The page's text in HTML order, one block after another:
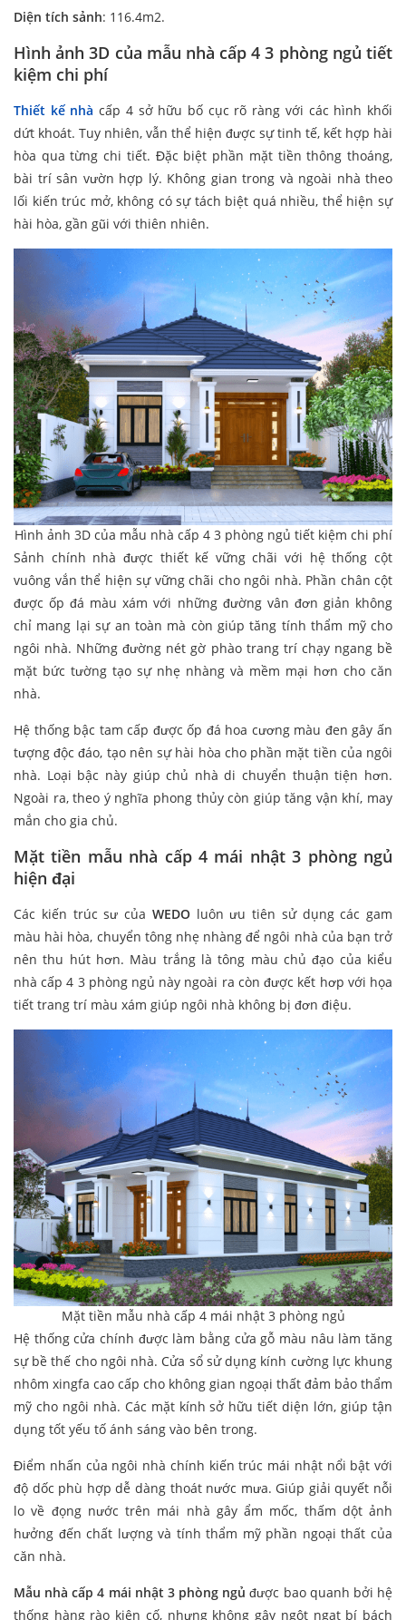
Diện tích sảnh: 116.4m2.
Hình ảnh 3D của mẫu nhà cấp 4 3 phòng ngủ tiết
kiệm chi phí
Thiết kế nhà cấp 4 sở hữu bố cục rõ ràng với các hình khối
dứt khoát. Tuy nhiên, vẫn thể hiện được sự tinh tế, kết hợp hài
hòa qua từng chi tiết. Đặc biệt phần mặt tiền thông thoáng,
bài trí sân vườn hợp lý. Không gian trong và ngoài nhà theo
lối kiến trúc mở, không có sự tách biệt quá nhiều, thể hiện sự
hài hòa, gần gũi với thiên nhiên.
Hình ảnh 3D của mẫu nhà cấp 4 3 phòng ngủ tiết kiệm chi phí
Sảnh chính nhà được thiết kế vững chãi với hệ thống cột
vuông vắn thể hiện sự vững chãi cho ngôi nhà. Phần chân cột
được ốp đá màu xám với những đường vân đơn giản không
chỉ mang lại sự an toàn mà còn giúp tăng tính thẩm mỹ cho
ngôi nhà. Những đường nét gờ phào trang trí chạy ngang bề
mặt bức tường tạo sự nhẹ nhàng và mềm mại hơn cho căn
nhà.
Hệ thống bậc tam cấp được ốp đá hoa cương màu đen gây ấn
tượng độc đáo, tạo nên sự hài hòa cho phần mặt tiền của ngôi
nhà. Loại bậc này giúp chủ nhà di chuyển thuận tiện hơn.
Ngoài ra, theo ý nghĩa phong thủy còn giúp tăng vận khí, may
mắn cho gia chủ.
Mặt tiền mẫu nhà cấp 4 mái nhật 3 phòng ngủ
hiện đại
Các kiến trúc sư của WEDOluôn ưu tiên sử dụng các gam
màu hài hòa, chuyển tông nhẹ nhàng để ngôi nhà của bạn trở
nên thu hút hơn. Màu trắng là tông màu chủ đạo của kiểu
nhà cấp 4 3 phòng ngủ này ngoài ra còn được kết hơp với họa
tiết trang trí màu xám giúp ngôi nhà không bị đơn điệu.
Mặt tiền mẫu nhà cấp 4 mái nhật 3 phòng ngủ
Hệ thống cửa chính được làm bằng cửa gỗ màu nâu làm tăng
sự bề thế cho ngôi nhà. Cửa sổ sử dụng kính cường lực khung
nhôm xingfa cao cấp cho không gian ngoại thất đảm bảo thẩm
mỹ cho ngôi nhà. Các mặt kính sở hữu tiết diện lớn, giúp tận
dụng tốt yếu tố ánh sáng vào bên trong.
Điểm nhấn của ngôi nhà chính kiến trúc mái nhật nổi bật với
độ dốc phù hợp dễ dàng thoát nước mưa. Giúp giải quyết nỗi
lo về đọng nước trên mái nhà gây ẩm mốc, thấm dột ảnh
hưởng đến chất lượng và tính thẩm mỹ phần ngoại thất của
căn nhà.
Mẫu nhà cấp 4 mái nhật 3 phòng ngủ được bao quanh bởi hệ
thống hàng rào kiên cố, nhưng không gây ngột ngạt bí bách